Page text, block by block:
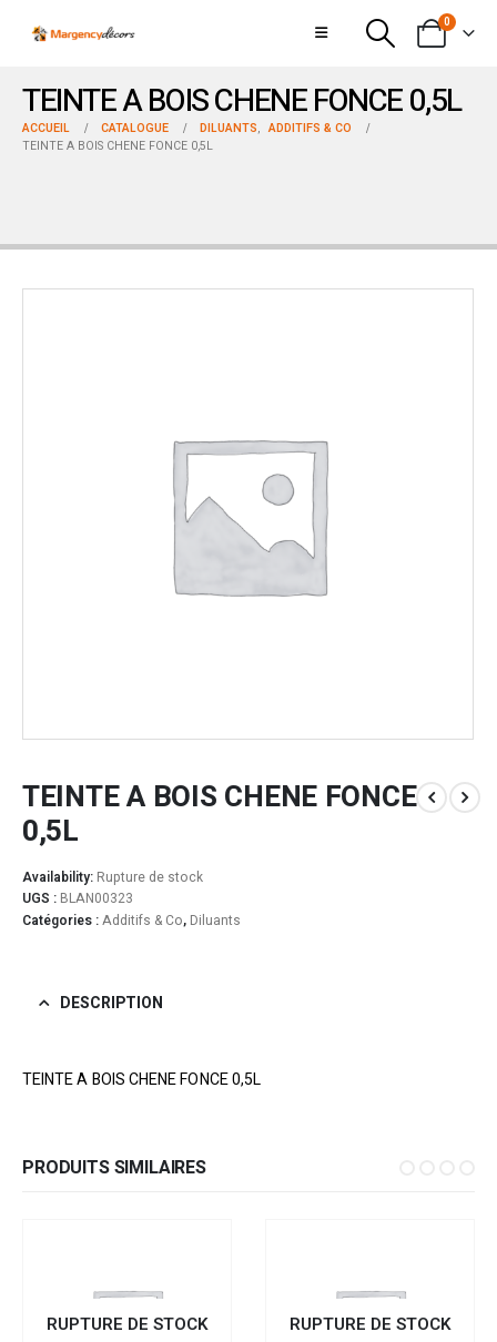
0
TEINTE A BOIS CHENE FONCE 0,5L
ACCUEIL CATALOGUE DILUANTS, ADDITIFS & CO
TEINTE A BOIS CHENE FONCE 0,5L
TEINTE A BOIS CHENE FONCE
0,5L
Availability: Rupture de stock
UGS : BLAN00323
Catégories :Additifs & Co, Diluants
DESCRIPTION
TEINTE A BOIS CHENE FONCE 0,5L
PRODUITS SIMILAIRES
RUPTURE DE STOCK RUPTURE DE STOCK